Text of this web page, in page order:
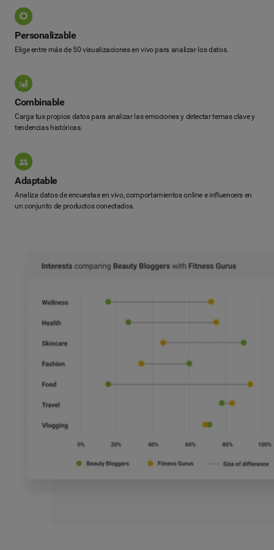
Personalizable
Elige entre más de 50 visualizaciones en vivo para analizar los datos.
Combinable
Carga tus propios datos para analizar las emociones y detectar temas clave y
tendencias históricas.
Adaptable
Analiza datos de encuestas en vivo, comportamientos online e influencers en
un conjunto de productos conectados.